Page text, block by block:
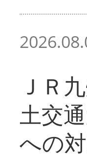
ＪＲ
土交
への